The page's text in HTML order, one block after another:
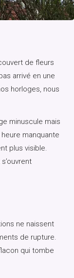
de fleurs
arrivé en une
horloges, nous
minuscule mais
manquante
plus visible.
ne naissent
de rupture.
qui tombe